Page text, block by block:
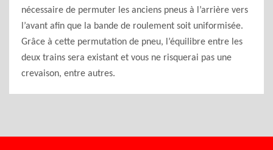
nécessaire de permuter les anciens pneus à l’arrière vers
l’avant afin que la bande de roulement soit uniformisée.
Grâce à cette permutation de pneu, l’équilibre entre les
deux trains sera existant et vous ne risquerai pas une
crevaison, entre autres.